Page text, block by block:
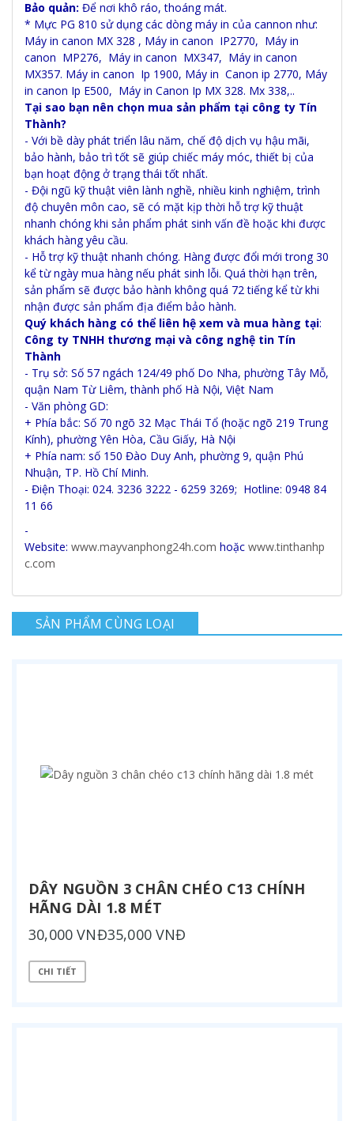
Bảo quản: Để nơi khô ráo, thoáng mát.
* Mực PG 810 sử dụng các dòng máy in của cannon như:
Máy in canon MX 328 , Máy in canon IP2770, Máy in
canon MP276, Máy in canon MX347, Máy in canon
MX357. Máy in canon Ip 1900, Máy in Canon ip 2770, Máy
in canon Ip E500, Máy in Canon Ip MX 328. Mx 338,..
Tại sao bạn nên chọn mua sản phẩm tại công ty Tín
Thành?
- Với bề dày phát triển lâu năm, chế độ dịch vụ hậu mãi,
bảo hành, bảo trì tốt sẽ giúp chiếc máy móc, thiết bị của
bạn hoạt động ở trạng thái tốt nhất.
- Đội ngũ kỹ thuật viên lành nghề, nhiều kinh nghiệm, trình
độ chuyên môn cao, sẽ có mặt kịp thời hỗ trợ kỹ thuật
nhanh chóng khi sản phẩm phát sinh vấn đề hoặc khi được
khách hàng yêu cầu.
- Hỗ trợ kỹ thuật nhanh chóng. Hàng được đổi mới trong 30
kể từ ngày mua hàng nếu phát sinh lỗi. Quá thời hạn trên,
sản phẩm sẽ được bảo hành không quá 72 tiếng kể từ khi
nhận được sản phẩm địa điểm bảo hành.
Quý khách hàng có thể liên hệ xem và mua hàng tại:
Công ty TNHH thương mại và công nghệ tin Tín
Thành
- Trụ sở: Số 57 ngách 124/49 phố Do Nha, phường Tây Mỗ,
quận Nam Từ Liêm, thành phố Hà Nội, Việt Nam
- Văn phòng GD:
+ Phía bắc: Số 70 ngõ 32 Mạc Thái Tổ (hoặc ngõ 219 Trung
Kính), phường Yên Hòa, Cầu Giấy, Hà Nội
+ Phía nam: số 150 Đào Duy Anh, phường 9, quận Phú
Nhuận, TP. Hồ Chí Minh.
- Điện Thoại: 024. 3236 3222 - 6259 3269; Hotline: 0948 84
11 66
-
Website: www.mayvanphong24h.com hoặc www.tinthanhp
c.com
SẢN PHẨM CÙNG LOẠI
DÂY NGUỒN 3 CHÂN CHÉO C13 CHÍNH
HÃNG DÀI 1.8 MÉT
30,000 VNĐ35,000 VNĐ
CHI TIẾT